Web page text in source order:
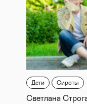
Дети Сироты
Светлана